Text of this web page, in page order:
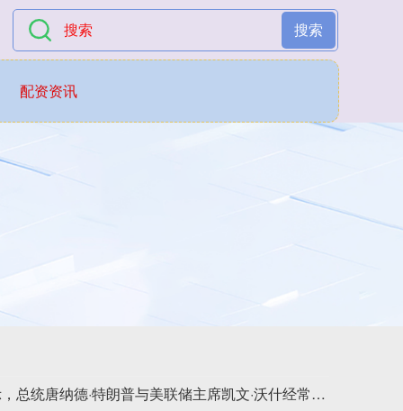
搜索
配资资讯
白宫国家经济委员会主任凯文·哈塞特表示，总统唐纳德·特朗普与美联储主席凯文·沃什经常讨论经济。这位白宫最高经济顾问周五的表态进一步透露了沃什5月就任美联储主席以来与特朗普通话的内容和范围。哈塞特表示，他并未参与这些通话，但坚称自己“确信”总统不会就利率决定向这位美联储主席施压。“凯文·沃什和总统长期以来关系非常密切，两人在纽约和佛罗里达都有来往，他们一直都会讨论经济，”哈塞特接受采访时表示，“我也会和凯文交流，斯科特·贝森特也会，所以这其实算不上什么新闻。”哈塞特表示，特朗普“尊重美联储的独立性”。历任总统和美联储主席也曾通话和会面，但并不常见。通常情况下，美联储主席与政府之间的主要联络人是财政部长，两人几乎每周都会共进早餐。美联储主席也会定期与国家经济委员会主任沟通。“事实是，现在美联储有一位总统百分之百确信会根据数据作出正确决定、而不会玩党派政治的人，”哈塞特表示。